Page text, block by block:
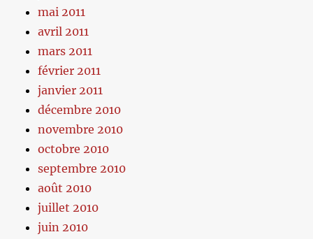
mai 2011
avril 2011
mars 2011
février 2011
janvier 2011
décembre 2010
novembre 2010
octobre 2010
septembre 2010
août 2010
juillet 2010
juin 2010